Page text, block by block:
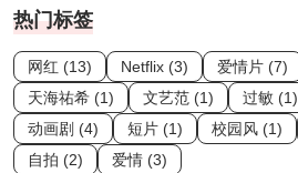
热门标签
网红 (13) Netflix (3) 爱情片 (7)
天海祐希 (1)
文艺范 (1) 过敏 (1)
动画剧 (4)
短片 (1) 校园风 (1)
自拍 (2)
爱情 (3)